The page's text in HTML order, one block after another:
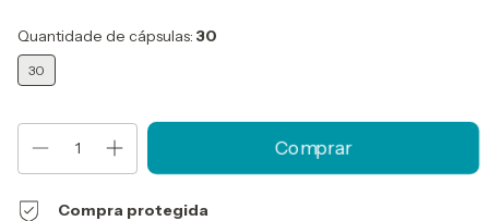
Quantidade de cápsulas: 30
30
Compra protegida